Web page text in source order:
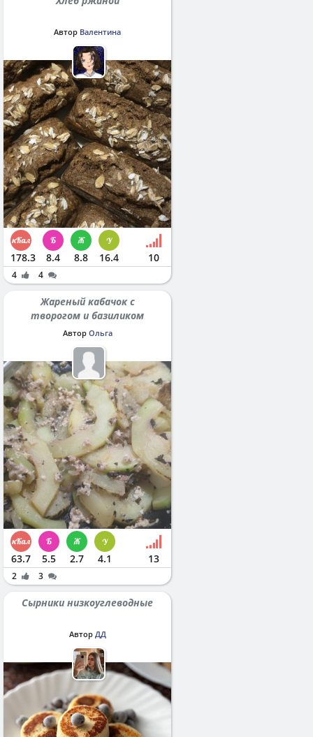
Автор Валентина
178.3 8.4 8.8 16.4 10
4 4
Жареный кабачок с
творогом и базиликом
Автор Ольга
63.7 5.5 2.7 4.1 13
2 3
Сырники низкоуглеводные
Автор ДД